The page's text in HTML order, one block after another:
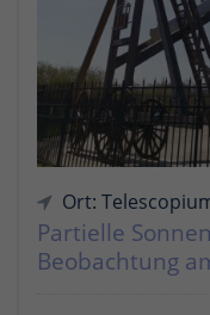
Ort:
Partielle
Beobachtung